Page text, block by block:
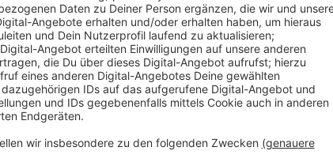
Damit dürften auch in Teilen Wiesdorf künftig keine
Bislang dürfen Drohnen in einem Umkreis von eineinhalb
fliegen – das gilt auch für Köln und Düsseldorf. Kommt
– dann hat die Spielerei auch bei uns in der Stadt teilweise
dann nämlich den Luftraum im Bereich bis 1300 Meter
Mit dem Aktionsplan sollen die deutschen Flughäfen